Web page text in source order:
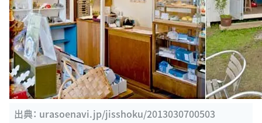
出典： urasoenavi.jp/jisshoku/2013030700503